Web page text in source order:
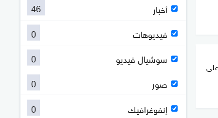
أخبار
46
فيديوهات
0
سوشيال فيديو
0
صور
0
إنفوغرافيك
0